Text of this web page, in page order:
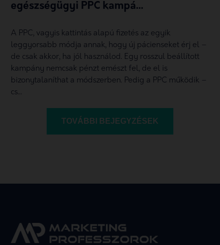
egészségügyi PPC kampá...
A PPC, vagyis kattintás alapú fizetés az egyik
leggyorsabb módja annak, hogy új pácienseket érj el –
de csak akkor, ha jól használod. Egy rosszul beállított
kampány nemcsak pénzt emészt fel, de el is
bizonytalaníthat a módszerben. Pedig a PPC működik –
cs...
TOVÁBBI BEJEGYZÉSEK